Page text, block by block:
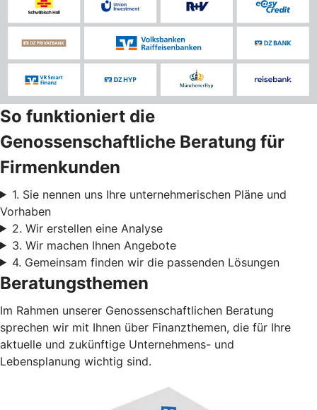
So funktioniert die
Genossenschaftliche Beratung für
Firmenkunden
1. Sie nennen uns Ihre unternehmerischen Pläne und
Vorhaben
2. Wir erstellen eine Analyse
3. Wir machen Ihnen Angebote
4. Gemeinsam finden wir die passenden Lösungen
Beratungsthemen
Im Rahmen unserer Genossenschaftlichen Beratung
sprechen wir mit Ihnen über Finanzthemen, die für Ihre
aktuelle und zukünftige Unternehmens- und
Lebensplanung wichtig sind.